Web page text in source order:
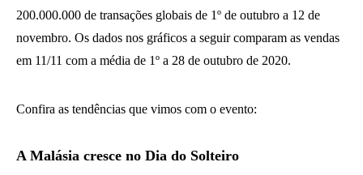
200.000.000 de transações globais de 1º de outubro a 12 de
novembro. Os dados nos gráficos a seguir comparam as vendas
em 11/11 com a média de 1º a 28 de outubro de 2020.
Confira as tendências que vimos com o evento:
A Malásia cresce no Dia do Solteiro